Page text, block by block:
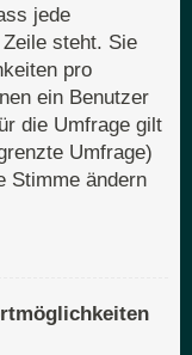
jede
steht. Sie
pro
ein Benutzer
die Umfrage gilt
Umfrage)
Stimme ändern